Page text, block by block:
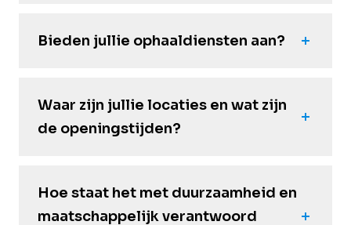
Bieden jullie ophaaldiensten aan?
Waar zijn jullie locaties en wat zijn
de openingstijden?
Hoe staat het met duurzaamheid en
maatschappelijk verantwoord